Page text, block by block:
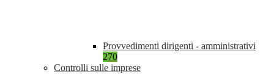
Provvedimenti dirigenti - amministrativi
270
Controlli sulle imprese